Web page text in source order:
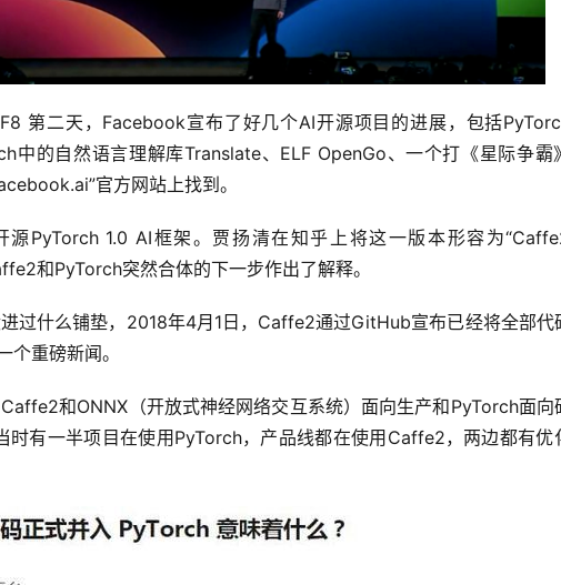
第二天，Facebook宣布了好几个AI开源项目的进展，包括
中的自然语言理解库Translate、ELF OpenGo、一个打《星际争霸
官方网站上找到。
PyTorch 1.0 AI框架。贾扬清在知乎上将这一版本形容为
和PyTorch突然合体的下一步作出了解释。
过什么铺垫，2018年4月1日，Caffe2通过GitHub宣布已经将全部代
重磅新闻。
和ONNX（开放式神经网络交互系统）面向生产和PyTorch面向
时有一半项目在使用PyTorch，产品线都在使用Caffe2，两边都有优